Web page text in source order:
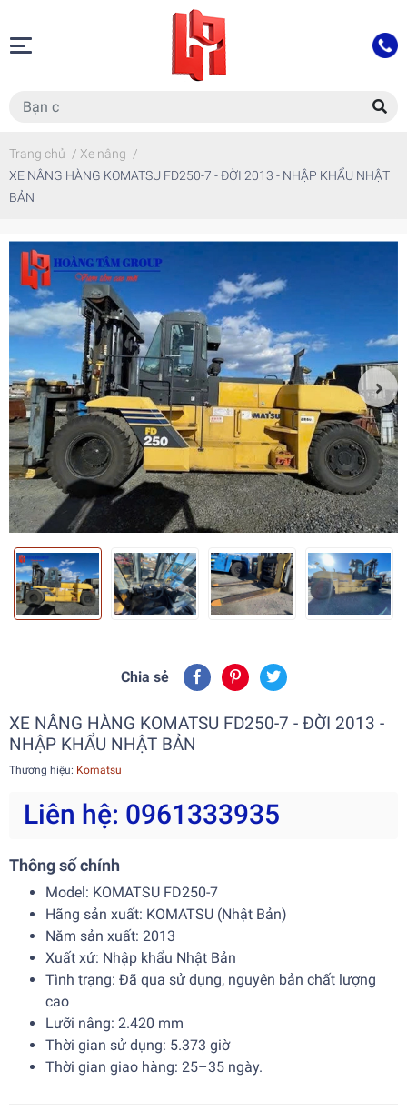
Trang chủ / Xe nâng /
XE NÂNG HÀNG KOMATSU FD250-7 - ĐỜI 2013 - NHẬP KHẨU NHẬT
BẢN
Chia sẻ
XE NÂNG HÀNG KOMATSU FD250-7 - ĐỜI 2013 -
NHẬP KHẨU NHẬT BẢN
Thương hiệu: Komatsu
Liên hệ: 0961333935
Thông số chính
Model: KOMATSU FD250-7
Hãng sản xuất: KOMATSU (Nhật Bản)
Năm sản xuất: 2013
Xuất xứ: Nhập khẩu Nhật Bản
Tình trạng: Đã qua sử dụng, nguyên bản chất lượng
cao
Lưỡi nâng: 2.420 mm
Thời gian sử dụng: 5.373 giờ
Thời gian giao hàng: 25–35 ngày.